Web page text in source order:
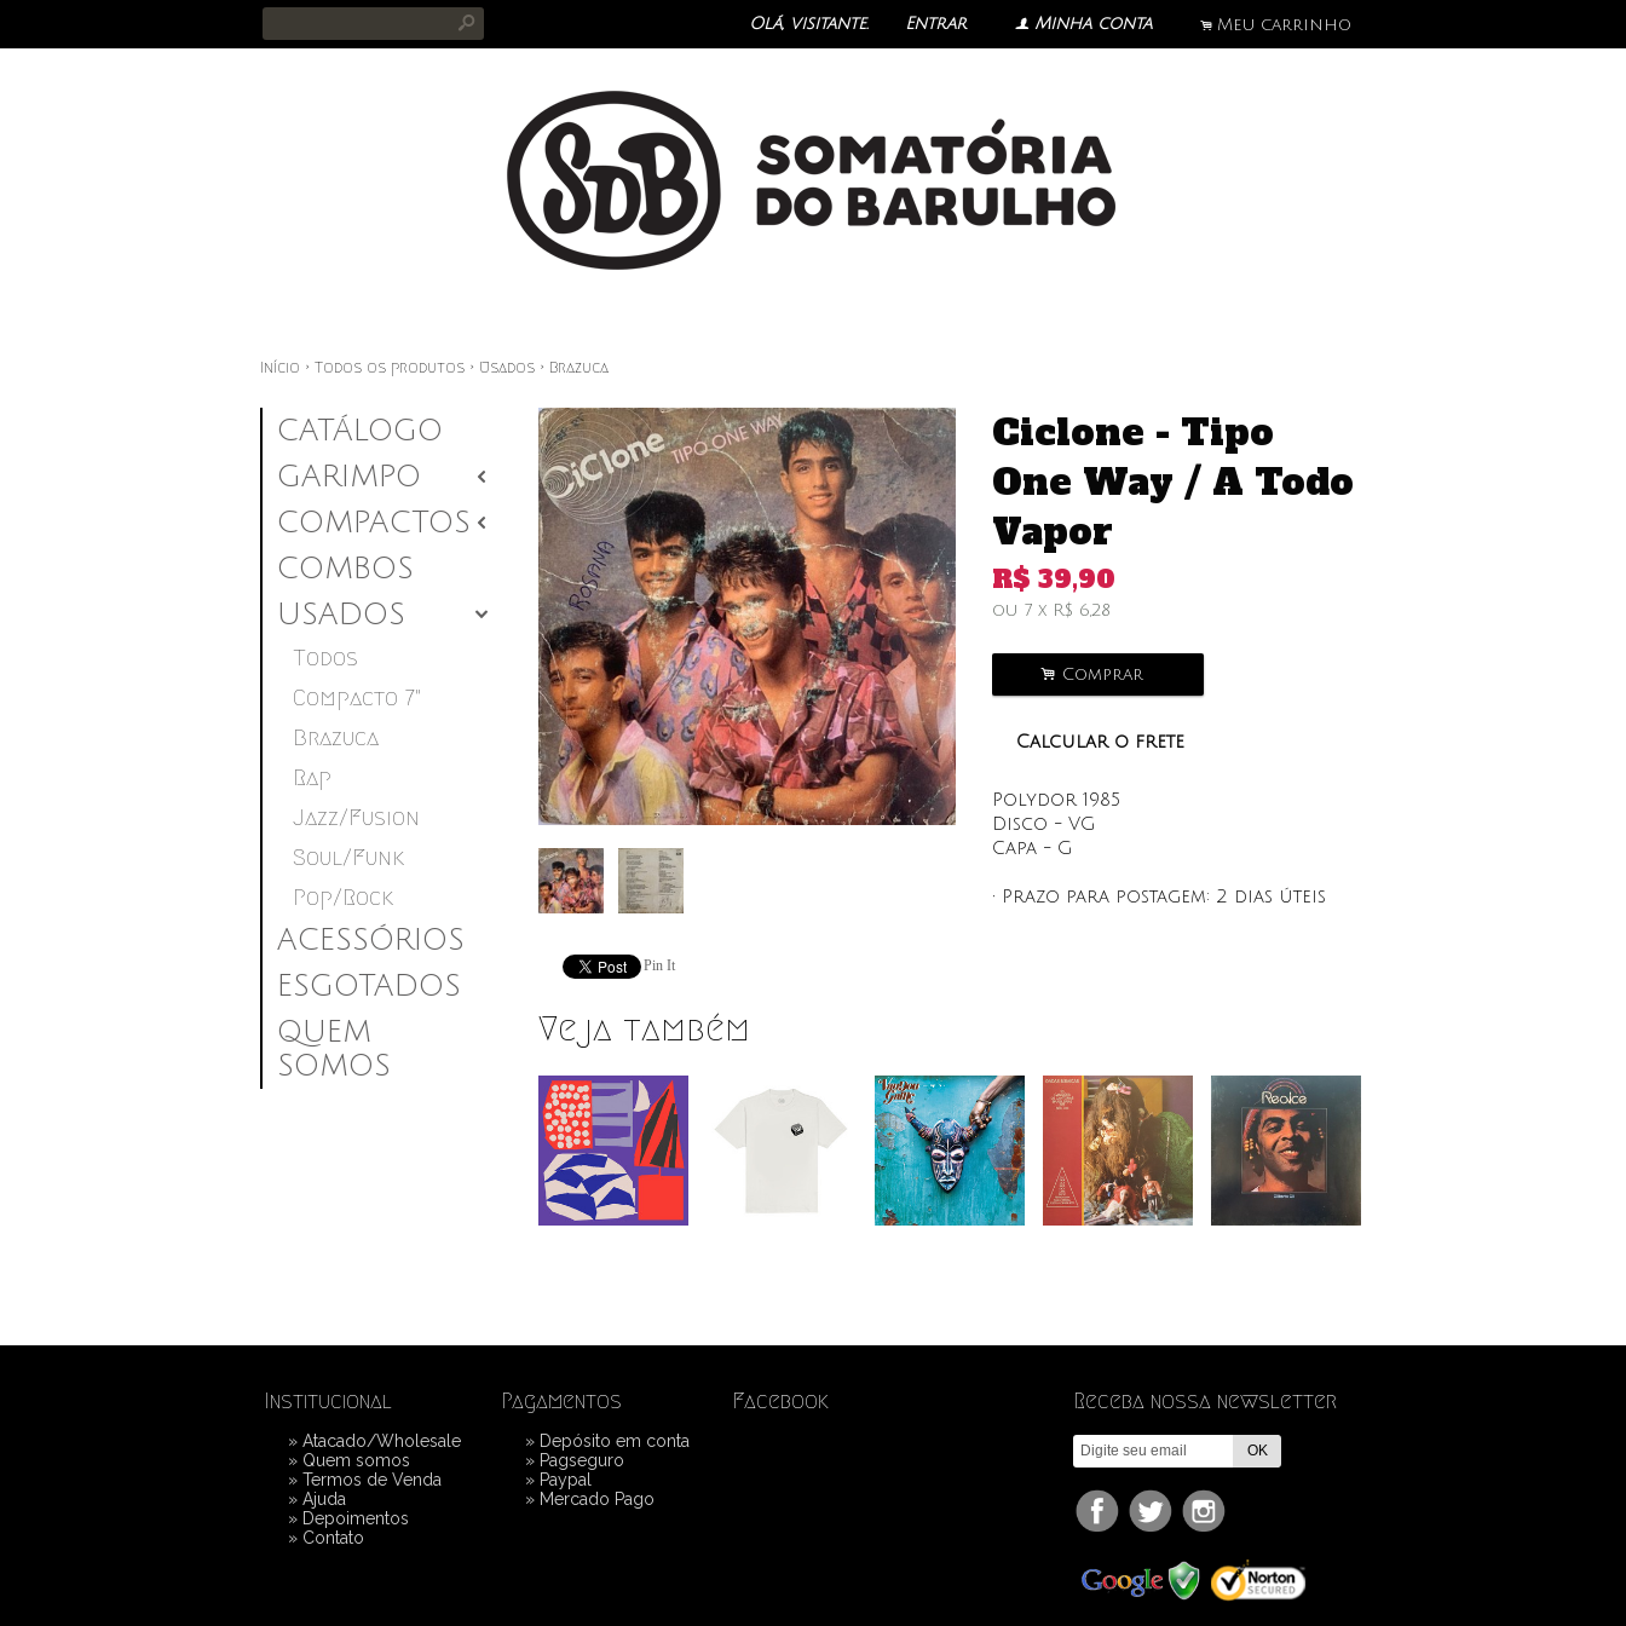
s Olá, visitante. Entrar f Minha conta . Meu carrinho
Início › Todos os produtos › Usados › Brazuca
CATÁLOGO
GARIMPO
2
COMPACTOS 2
COMBOS
USADOS
4
Todos
Compacto 7"
Brazuca
Rap
Jazz/Fusion
Soul/Funk
Pop/Rock
ACESSÓRIOS
ESGOTADOS
QUEM
SOMOS
Pin It
Ciclone - Tipo
One Way / A Todo
Vapor
R$ 39,90
ou 7 x R$ 6,28
. Comprar
Calcular o frete
Polydor 1985
Disco - VG
Capa - G
• Prazo para postagem: 2 dias úteis
Veja também
Institucional
» Atacado/Wholesale
» Quem somos
» Termos de Venda
» Ajuda
» Depoimentos
» Contato
Pagamentos
» Depósito em conta
» Pagseguro
» Paypal
» Mercado Pago
Facebook Receba nossa newsletter